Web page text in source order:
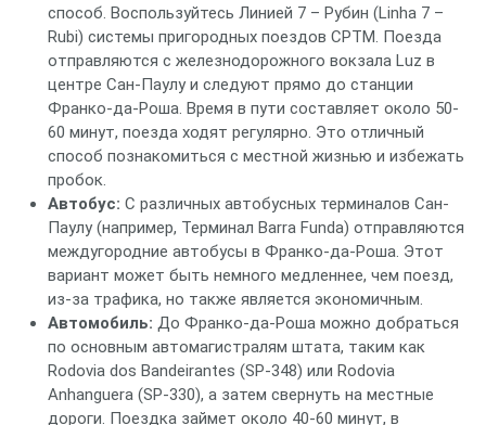
способ. Воспользуйтесь Линией 7 – Рубин (Linha 7 –
Rubi) системы пригородных поездов CPTM. Поезда
отправляются с железнодорожного вокзала Luz в
центре Сан-Паулу и следуют прямо до станции
Франко-да-Роша. Время в пути составляет около 50-
60 минут, поезда ходят регулярно. Это отличный
способ познакомиться с местной жизнью и избежать
пробок.
Автобус: С различных автобусных терминалов Сан-
Паулу (например, Терминал Barra Funda) отправляются
междугородние автобусы в Франко-да-Роша. Этот
вариант может быть немного медленнее, чем поезд,
из-за трафика, но также является экономичным.
Автомобиль: До Франко-да-Роша можно добраться
по основным автомагистралям штата, таким как
Rodovia dos Bandeirantes (SP-348) или Rodovia
Anhanguera (SP-330), а затем свернуть на местные
дороги. Поездка займет около 40-60 минут, в